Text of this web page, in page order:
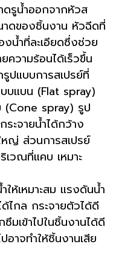
ดรูน้ำออกจากหัวส
าดของชิ้นงาน หัวฉีดที่
งน้ำที่ละเอียดซึ่งช่วย
ความร้อนได้เร็วขึ้น
รูปแบบการสเปรย์ที่
บบแบน (Flat spray)
(Cone spray) รูป
ระจายน้ำได้กว้าง
หญ่ ส่วนการสเปรย์
เวณที่แคบ เหมาะ
ให้เหมาะสม แรงดันน้ำ
ด้ไกล กระจายตัวได้ดี
มเข้าไปในชิ้นงานได้ดี
าจทำให้ชิ้นงานเสีย